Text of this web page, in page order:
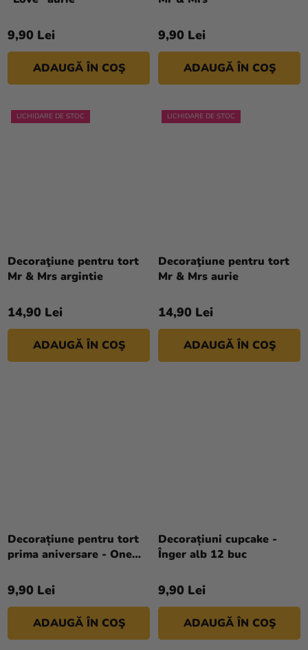
9,90 Lei
ADAUGĂ ÎN COŞ
9,90 Lei
ADAUGĂ ÎN COŞ
LICHIDARE DE STOC
Decoraţiune pentru tort
Mr & Mrs argintie
14,90 Lei
ADAUGĂ ÎN COŞ
LICHIDARE DE STOC
Decoraţiune pentru tort
Mr & Mrs aurie
14,90 Lei
ADAUGĂ ÎN COŞ
Decorațiune pentru tort
prima aniversare - One
9,90 Lei
ADAUGĂ ÎN COŞ
Decorațiuni cupcake -
Înger alb 12 buc
9,90 Lei
ADAUGĂ ÎN COŞ